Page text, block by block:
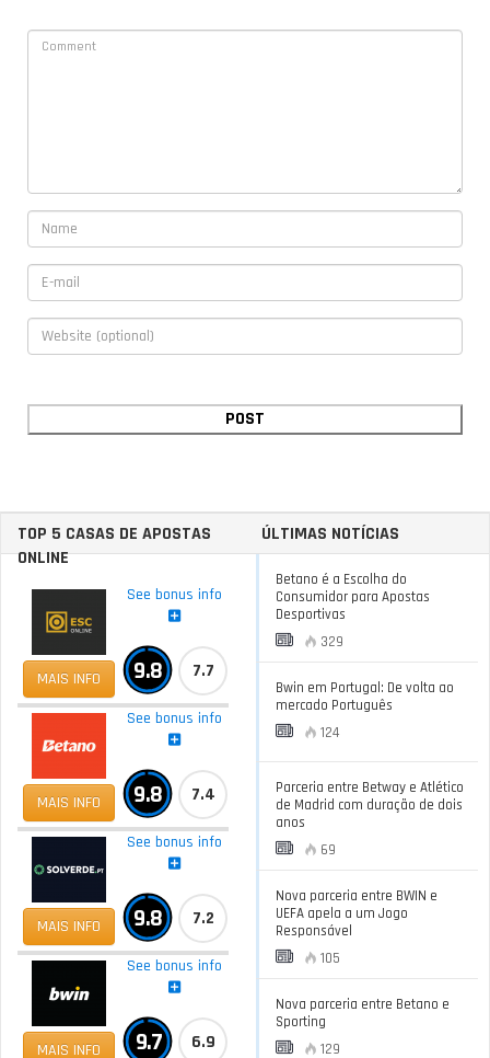
TOP 5 CASAS DE APOSTAS
ONLINE
MAIS INFO
See bonus info
9.8 7.7
MAIS INFO
See bonus info
9.8 7.4
MAIS INFO
See bonus info
9.8 7.2
MAIS INFO
See bonus info
9.7 6.9
ÚLTIMAS NOTÍCIAS
Betano é a Escolha do
Consumidor para Apostas
Desportivas
329
Bwin em Portugal: De volta ao
mercado Português
124
Parceria entre Betway e Atlético
de Madrid com duração de dois
anos
69
Nova parceria entre BWIN e
UEFA apela a um Jogo
Responsável
105
Nova parceria entre Betano e
Sporting
129